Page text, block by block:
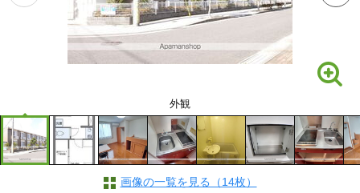
外観
画像の一覧を見る（14枚）